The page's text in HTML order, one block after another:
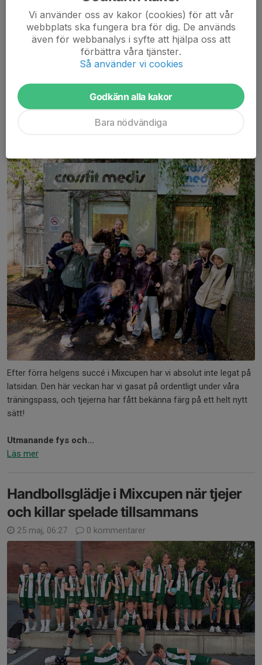
Jag vet att vi skrev förra veckan att det skulle bli en lugn helg
med välförtjänt vila för tjejerna. Men så var inte fallet! Det här
gänget har svårt att sitta still...
Läs mer
Crossfit och kämpaglöd!
Efter förra helgens succé i Mixcupen har vi absolut inte legat på
latsidan. Den här veckan har vi gasat på ordentligt under våra
träningspass, och tjejerna har fått bekänna färg på ett helt nytt
sätt!
Utmanande fys och...
Läs mer
Handbollsglädje i Mixcupen när tjejer
och killar spelade tillsammans
25 maj, 06:27 0 kommentarer
Vi använder oss av kakor (cookies) för att vår
webbplats ska fungera bra för dig. De används
även för webbanalys i syfte att hjälpa oss att
förbättra våra tjänster.
Så använder vi cookies
Godkänn alla kakor
Bara nödvändiga